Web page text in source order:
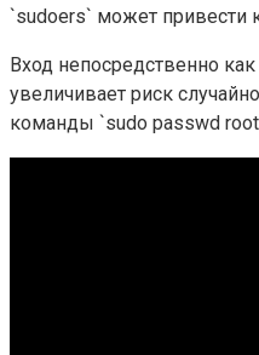
`sudoers` может привести
Вход непосредственно
увеличивает риск
команды `sudo passwd